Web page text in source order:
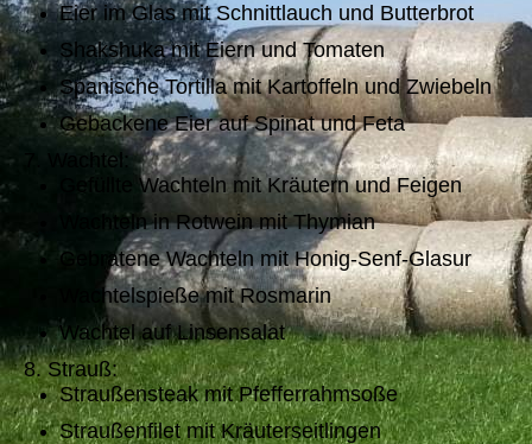
Eier im Glas mit Schnittlauch und Butterbrot
Shakshuka mit Eiern und Tomaten
Spanische Tortilla mit Kartoffeln und Zwiebeln
Gebackene Eier auf Spinat und Feta
7. Wachtel:
Gefüllte Wachteln mit Kräutern und Feigen
Wachteln in Rotwein mit Thymian
Gebratene Wachteln mit Honig-Senf-Glasur
Wachtelspieße mit Rosmarin
Wachtel auf Linsensalat
8. Strauß:
Straußensteak mit Pfefferrahmsoße
Straußenfilet mit Kräuterseitlingen